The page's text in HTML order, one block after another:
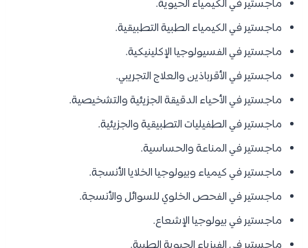
ماجستير في الكيمياء الحيوية.
ماجستير في الكيمياء الطبية التطبيقية.
ماجستير في الفسيولوجيا الإكلينيكية.
ماجستير في الأقرباذين والعلاج التجريبي.
ماجستير في الأحياء الدقيقة الجزيئية والتشخيصية.
ماجستير في الطفيليات التطبيقية والجزيئية.
ماجستير في المناعة والحساسية.
ماجستير في كيمياء وبيولوجيا الخلايا الأنسجة.
ماجستير في الفحص الخلوي للسوائل والأنسجة.
ماجستير في بيولوجيا الإشعاع.